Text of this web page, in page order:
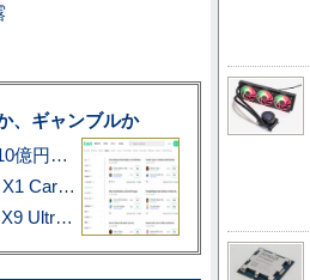
、ギャンブルか
アマゾン配送を支える物流大手、ステーブルコイン企業に10億円投資のワケ
あこがれの旗艦モバイルノートPC最新モデル=「ThinkPad X1 Carbon Gen 14 Aura Edition」実機レビュー
ハッセルブラッド搭載の頂上カメラ・スマホ「OPPO Find X9 Ultra」実写レビュー=プロが本気で徹底撮影しました!!